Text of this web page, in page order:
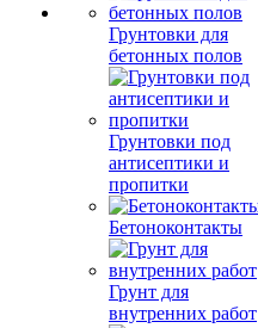
Грунтовки для
бетонных полов
Грунтовки под
антисептики и
пропитки
Бетоноконтакты
Грунт для
внутренних работ